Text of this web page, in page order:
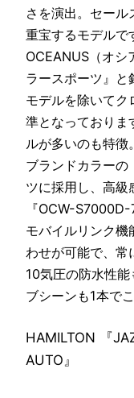
さを演出。セー
重宝するモデルで
OCEANUS（オシ
ラースポーツ』と
モデルを除いてク
準となっておりま
ルが多いのも特徴。
ブランドカラーの
ツに採用し、高級
『OCW-S7000D-
モバイルリンク機
わせが可能で、常
10気圧の防水性
ブシーンも1本で
HAMILTON 『
AUTO』